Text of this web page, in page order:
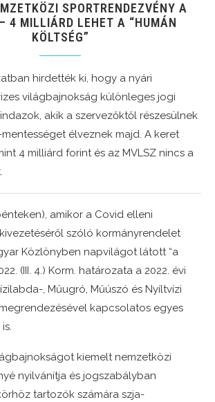
SPORTRENDEZVÉNY A
4 MILLIÁRD LEHET A “HUMÁN
KÖLTSÉG”
hirdették ki, hogy a nyári
világbajnokság különleges jogi
akik a szervezőktől részesülnek
élveznek majd. A keret
4 milliárd forint és az MVLSZ nincs a
amikor a Covid elleni
szóló kormányrendelet
Közlönyben napvilágot látott “a
(III. 4.) Korm. határozata a 2022. évi
, Műugró, Műúszó és Nyíltvízi
kapcsolatos egyes
kiemelt nemzetközi
nyilvánítja és jogszabályban
tartozók számára szja-